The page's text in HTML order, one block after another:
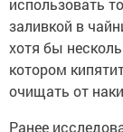
использовать
заливкой в
хотя бы
котором
очищать от
Ранее